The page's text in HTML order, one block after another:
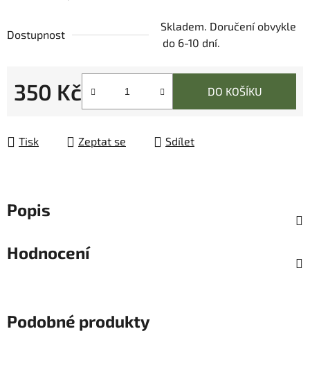
Dostupnost
Skladem. Doručení obvykle
do 6-10 dní.
350 Kč DO KOŠÍKU
Tisk Zeptat se Sdílet
Popis
Hodnocení
Podobné produkty